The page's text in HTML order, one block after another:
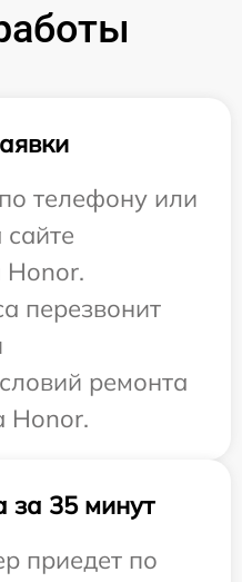
телефону или
сайте
Honor.
перезвонит
ремонта
Honor.
за 35 минут
приедет по